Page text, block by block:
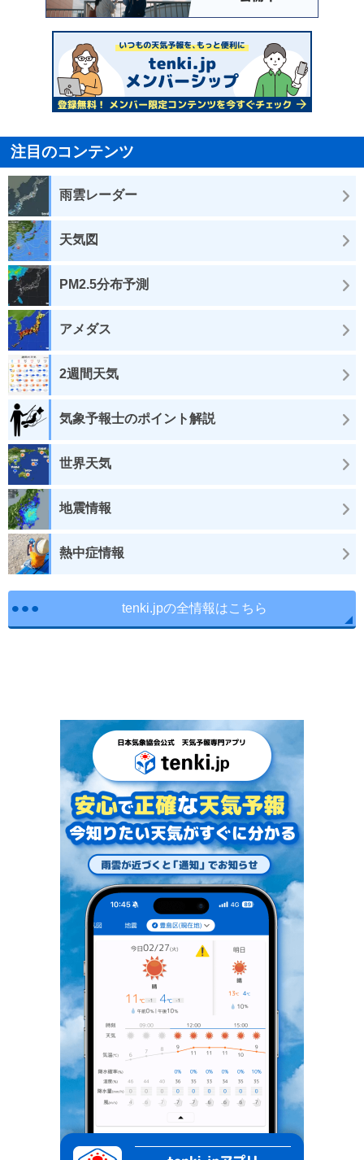
注目のコンテンツ
雨雲レーダー
天気図
PM2.5分布予測
アメダス
2週間天気
気象予報士のポイント解説
世界天気
地震情報
熱中症情報
tenki.jpの全情報はこちら